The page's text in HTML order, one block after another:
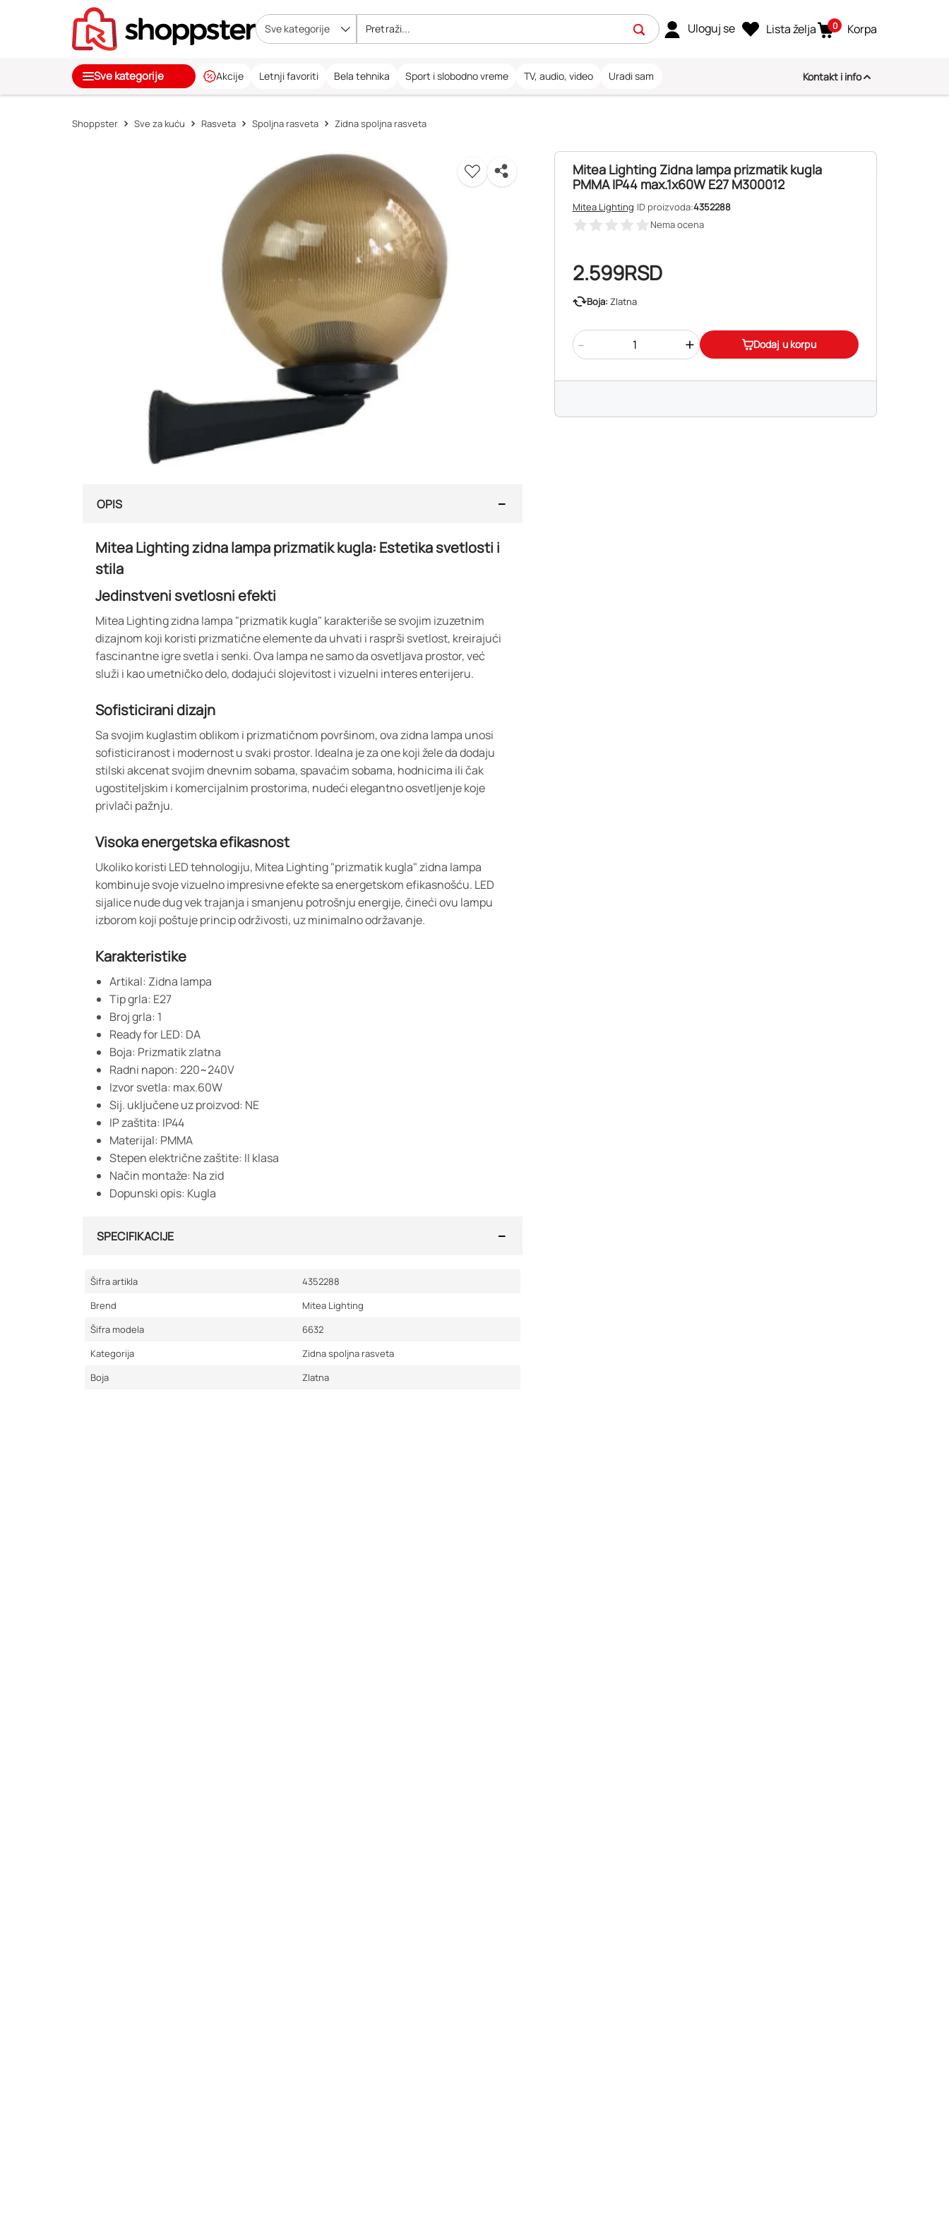
Sve kategorije Uloguj se Lista želja 0 Korpa
Sve kategorije Akcije Letnji favoriti Bela tehnika Sport i slobodno vreme TV, audio, video Uradi sam Kontakt i info
Shoppster Sve za kuću Rasveta Spoljna rasveta Zidna spoljna rasveta
Mitea Lighting Zidna lampa prizmatik kugla
PMMA IP44 max.1x60W E27 M300012
Mitea Lighting ID proizvoda:4352288
Nema ocena
2.599RSD
Boja: Zlatna
- + Dodaj u korpu
OPIS
Mitea Lighting zidna lampa prizmatik kugla: Estetika svetlosti i
stila
Jedinstveni svetlosni efekti
Mitea Lighting zidna lampa "prizmatik kugla" karakteriše se svojim izuzetnim
dizajnom koji koristi prizmatične elemente da uhvati i rasprši svetlost, kreirajući
fascinantne igre svetla i senki. Ova lampa ne samo da osvetljava prostor, već
služi i kao umetničko delo, dodajući slojevitost i vizuelni interes enterijeru.
Sofisticirani dizajn
Sa svojim kuglastim oblikom i prizmatičnom površinom, ova zidna lampa unosi
sofisticiranost i modernost u svaki prostor. Idealna je za one koji žele da dodaju
stilski akcenat svojim dnevnim sobama, spavaćim sobama, hodnicima ili čak
ugostiteljskim i komercijalnim prostorima, nudeći elegantno osvetljenje koje
privlači pažnju.
Visoka energetska efikasnost
Ukoliko koristi LED tehnologiju, Mitea Lighting "prizmatik kugla" zidna lampa
kombinuje svoje vizuelno impresivne efekte sa energetskom efikasnošću. LED
sijalice nude dug vek trajanja i smanjenu potrošnju energije, čineći ovu lampu
izborom koji poštuje princip održivosti, uz minimalno održavanje.
Karakteristike
Artikal: Zidna lampa
Tip grla: E27
Broj grla: 1
Ready for LED: DA
Boja: Prizmatik zlatna
Radni napon: 220~240V
Izvor svetla: max.60W
Sij. uključene uz proizvod: NE
IP zaštita: IP44
Materijal: PMMA
Stepen električne zaštite: II klasa
Način montaže: Na zid
Dopunski opis: Kugla
SPECIFIKACIJE
Šifra artikla
4352288
Brend
Mitea Lighting
Šifra modela
6632
Kategorija
Zidna spoljna rasveta
Boja
Zlatna